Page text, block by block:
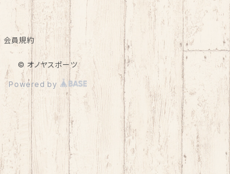
会員規約
© オノヤスポーツ
Powered by